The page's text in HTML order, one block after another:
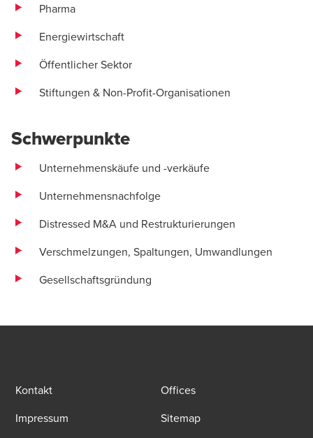
Pharma
Energiewirtschaft
Öffentlicher Sektor
Stiftungen & Non-Profit-Organisationen
Schwerpunkte
Unternehmenskäufe und -verkäufe
Unternehmensnachfolge
Distressed M&A und Restrukturierungen
Verschmelzungen, Spaltungen, Umwandlungen
Gesellschaftsgründung
Kontakt
Offices
Impressum
Sitemap